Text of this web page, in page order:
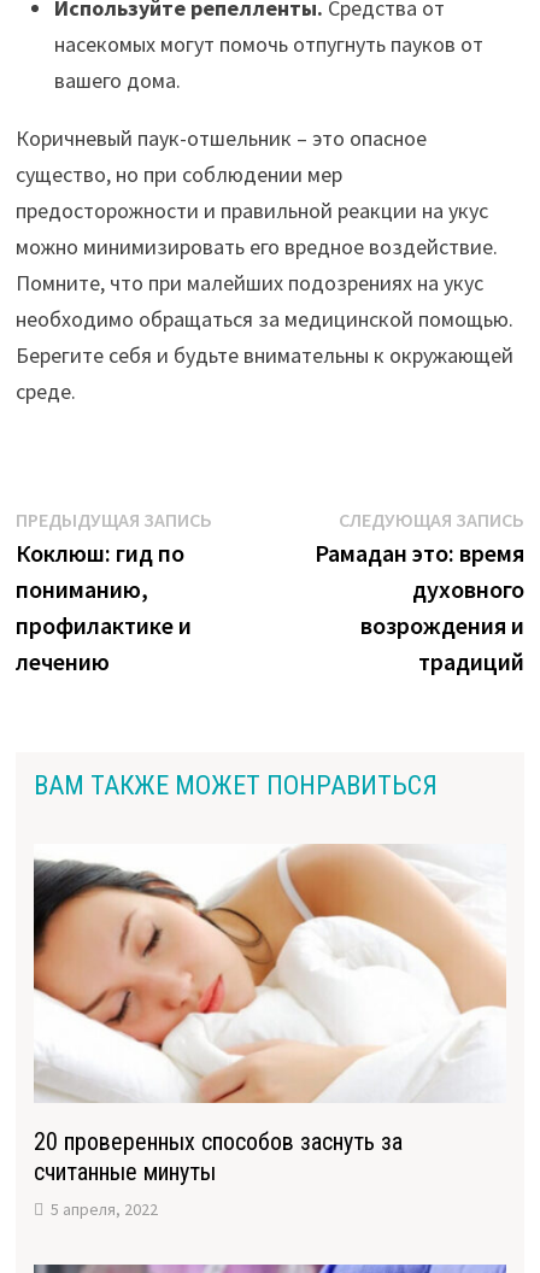
Используйте репелленты. Средства от
насекомых могут помочь отпугнуть пауков от
вашего дома.
Коричневый паук-отшельник – это опасное
существо, но при соблюдении мер
предосторожности и правильной реакции на укус
можно минимизировать его вредное воздействие.
Помните, что при малейших подозрениях на укус
необходимо обращаться за медицинской помощью.
Берегите себя и будьте внимательны к окружающей
среде.
Навигация
по
записям
ПРЕДЫДУЩАЯ ЗАПИСЬПредыдущая
Коклюш: гид по
пониманию,
профилактике и
лечению
СЛЕДУЮЩАЯ ЗАПИСЬ
Рамадан это: время
духовного
возрождения и
традиций
ВАМ ТАКЖЕ МОЖЕТ ПОНРАВИТЬСЯ
20 проверенных способов заснуть за
считанные минуты
5 апреля, 2022